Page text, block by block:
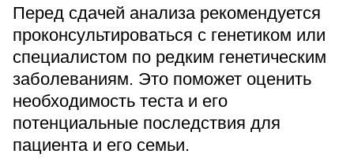
Перед сдачей анализа рекомендуется
проконсультироваться с генетиком или
специалистом по редким генетическим
заболеваниям. Это поможет оценить
необходимость теста и его
потенциальные последствия для
пациента и его семьи.